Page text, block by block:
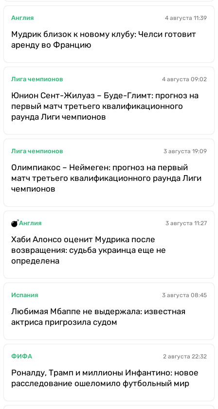
Англия 4 августа 11:39
Мудрик близок к новому клубу: Челси готовит
аренду во Францию
Лига чемпионов 4 августа 09:02
Юнион Сент-Жилуаз – Буде-Глимт: прогноз на
первый матч третьего квалификационного
раунда Лиги чемпионов
Лига чемпионов 3 августа 19:09
Олимпиакос – Неймеген: прогноз на первый
матч третьего квалификационного раунда Лиги
чемпионов
Англия 3 августа 11:27
Хаби Алонсо оценит Мудрика после
возвращения: судьба украинца еще не
определена
Испания 3 августа 08:45
Любимая Мбаппе не выдержала: известная
актриса пригрозила судом
ФИФА 2 августа 22:32
Роналду, Трамп и миллионы Инфантино: новое
расследование ошеломило футбольный мир